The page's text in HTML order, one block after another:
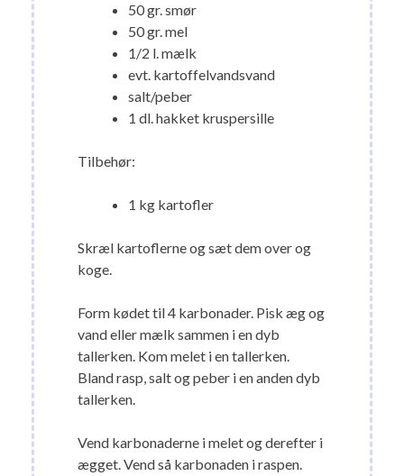
50 gr. smør
50 gr. mel
1/2 l. mælk
evt. kartoffelvandsvand
salt/peber
1 dl. hakket kruspersille
Tilbehør:
1 kg kartofler
Skræl kartoflerne og sæt dem over og
koge.
Form kødet til 4 karbonader. Pisk æg og
vand eller mælk sammen i en dyb
tallerken. Kom melet i en tallerken.
Bland rasp, salt og peber i en anden dyb
tallerken.
Vend karbonaderne i melet og derefter i
ægget. Vend så karbonaden i raspen.